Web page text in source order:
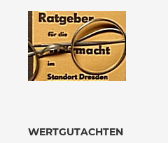
WERTGUTACHTEN